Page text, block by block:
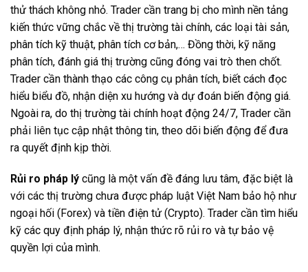
thử thách không nhỏ. Trader cần trang bị cho mình nền tảng
kiến thức vững chắc về thị trường tài chính, các loại tài sản,
phân tích kỹ thuật, phân tích cơ bản,… Đồng thời, kỹ năng
phân tích, đánh giá thị trường cũng đóng vai trò then chốt.
Trader cần thành thạo các công cụ phân tích, biết cách đọc
hiểu biểu đồ, nhận diện xu hướng và dự đoán biến động giá.
Ngoài ra, do thị trường tài chính hoạt động 24/7, Trader cần
phải liên tục cập nhật thông tin, theo dõi biến động để đưa
ra quyết định kịp thời.
Rủi ro pháp lý cũng là một vấn đề đáng lưu tâm, đặc biệt là
với các thị trường chưa được pháp luật Việt Nam bảo hộ như
ngoại hối (Forex) và tiền điện tử (Crypto). Trader cần tìm hiểu
kỹ các quy định pháp lý, nhận thức rõ rủi ro và tự bảo vệ
quyền lợi của mình.